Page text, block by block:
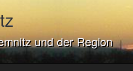
und der Region